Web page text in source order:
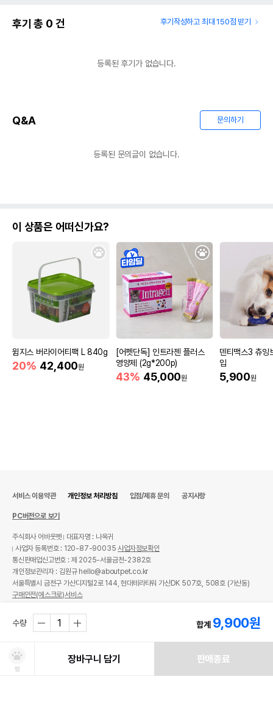
후기 총 0 건 후기작성하고 최대 150점 받기
등록된 후기가 없습니다.
Q&A 문의하기
등록된 문의글이 없습니다.
이 상품은 어떠신가요?
윔지스 버라이어티팩 L 840g
20% 42,400원
[어펫단독] 인트라젠 플러스
영양제 (2g*200p)
43% 45,000원
덴티맥스3 츄잉
입
5,900원
수량 합계 9,900원
찜
장바구니 담기 판매종료
서비스 이용약관 개인정보 처리방침 입점/제휴 문의 공지사항
PC버전으로 보기
주식회사 어바웃펫
대표자명 : 나옥귀
사업자 등록번호 : 120-87-90035사업자정보확인
통신판매업신고번호 : 제 2025-서울금천-2382호
개인정보관리자 : 김원규 hello@aboutpet.co.kr
서울특별시 금천구 가산디지털2로 144, 현대테라타워 가산DK 507호, 508호 (가산동)
구매안전(에스크로)서비스